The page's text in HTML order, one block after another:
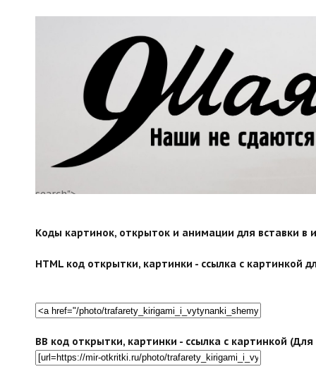
search">
Коды картинок, открыток и анимации для вставки в
HTML код открытки, картинки - ссылка с картинкой
BB код открытки, картинки - ссылка с картинкой